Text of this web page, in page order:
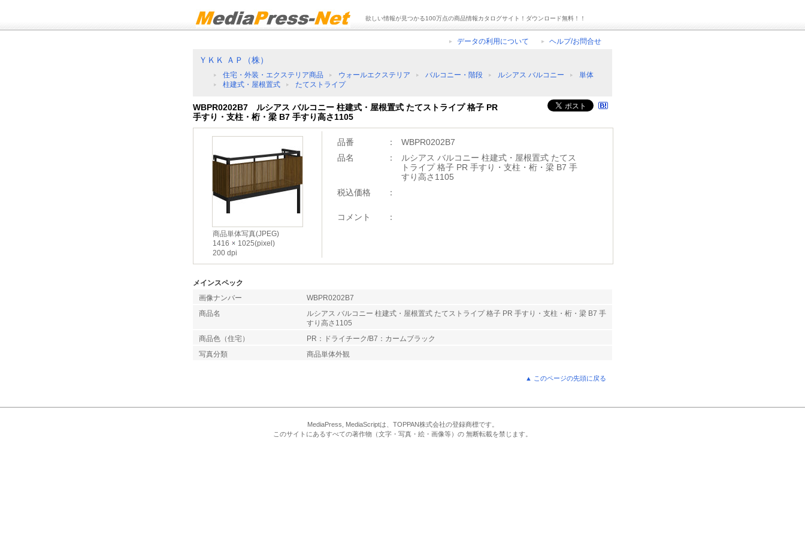
欲しい情報が見つかる100万点の商品情報カタログサイト！ダウンロード無料！！
データの利用について ヘルプ/お問合せ
ＹＫＫ ＡＰ（株）
住宅・外装・エクステリア商品 ウォールエクステリア バルコニー・階段 ルシアス バルコニー
単体
柱建式・屋根置式
たてストライプ
WBPR0202B7 ルシアス バルコニー 柱建式・屋根置式 たてストライプ 格子 PR
手すり・支柱・桁・梁 B7 手すり高さ1105
商品単体写真(JPEG)
1416
1025(pixel)
200 dpi
品番 ：
WBPR0202B7
品名
：
ルシアス バルコニー 柱建式・屋根置式 たてス
トライプ 格子 PR 手すり・支柱・桁・梁 B7 手
すり高さ1105
税込価格
：
コメント ：
メインスペック
画像ナンバー
WBPR0202B7
商品名
ルシアス バルコニー 柱建式・屋根置式 たてストライプ 格子 PR 手すり・支柱・桁・梁 B7 手
すり高さ1105
商品色（住宅）
PR：ドライチーク/B7：カームブラック
写真分類
商品単体外観
▲ このページの先頭に戻る
MediaPress, MediaScriptは、TOPPAN株式会社の登録商標です。
このサイトにあるすべての著作物（文字・写真・絵・画像等）の 無断転載を禁じます。